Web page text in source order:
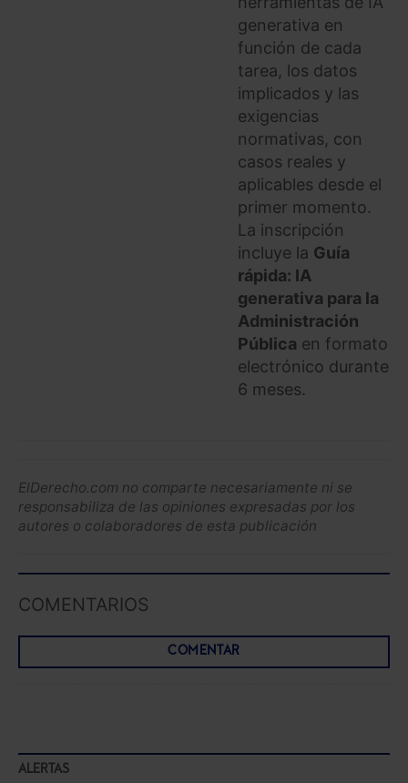
generativa en
función de cada
tarea, los datos
implicados y las
exigencias
normativas, con
casos reales y
aplicables desde el
primer momento.
La inscripción
incluye la Guía
rápida: IA
generativa para la
Administración
Pública en formato
electrónico durante
6 meses.
ElDerecho.com no comparte necesariamente ni se
responsabiliza de las opiniones expresadas por los
autores o colaboradores de esta publicación
COMENTARIOS
COMENTAR
ALERTAS